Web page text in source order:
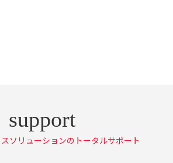
ソリューションのトータルサポート